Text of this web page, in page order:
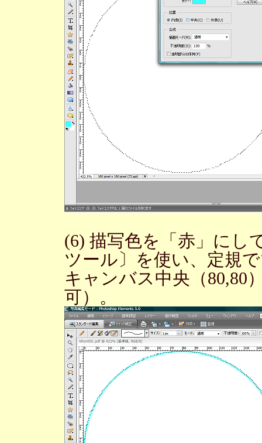
(6) 描写色を「赤」にし
ツール〕を使い、定規
キャンバス中央（80,80
可）。